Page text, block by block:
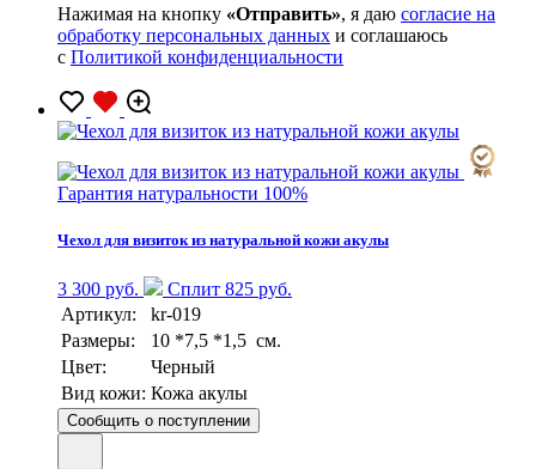
Нажимая на кнопку «Отправить», я даю согласие на
обработку персональных данных и соглашаюсь
с Политикой конфиденциальности
Гарантия натуральности 100%
Чехол для визиток из натуральной кожи акулы
3 300 руб.
Сплит 825 руб.
Артикул:
kr-019
Размеры:
10 *7,5 *1,5 см.
Цвет:
Черный
Вид кожи: Кожа акулы
Сообщить о поступлении